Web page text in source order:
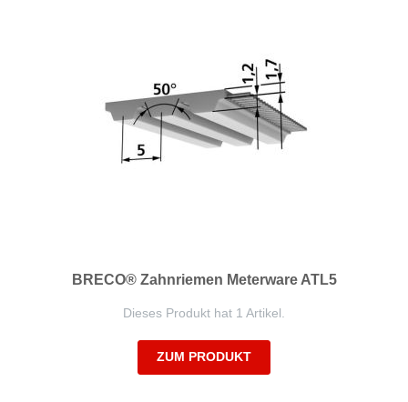
BRECO® Zahnriemen Meterware ATL5
Dieses Produkt hat 1 Artikel.
ZUM PRODUKT